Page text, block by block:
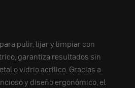
pulir, lijar y limpiar con
garantiza resultados sin
o vidrio acrílico. Gracias a
y diseño ergonómico, el